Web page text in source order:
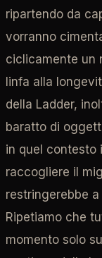
ripartendo da
vorranno
ciclicamente un
linfa alla
della Ladder,
baratto di
in quel contesto
raccogliere il
restringerebbe
Ripetiamo che
momento solo